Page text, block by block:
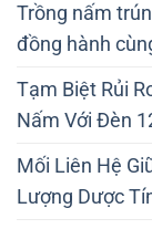
Trồng nấm
đồng hành
Tạm Biệt Rủi
Nấm Với Đèn
Mối Liên Hệ
Lượng Dược